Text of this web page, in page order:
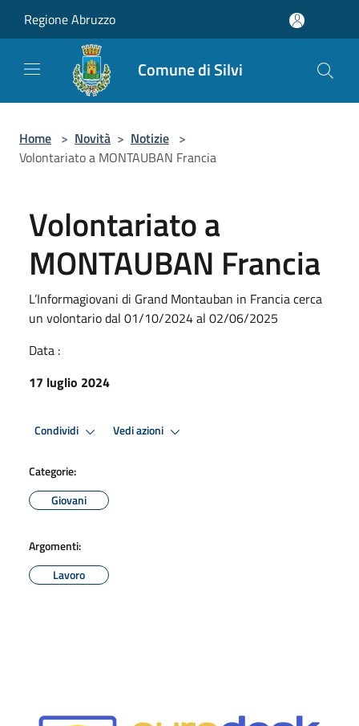
Regione Abruzzo
Comune di Silvi
Home > Novità > Notizie >
Volontariato a MONTAUBAN Francia
Volontariato a
MONTAUBAN Francia
L’Informagiovani di Grand Montauban in Francia cerca
un volontario dal 01/10/2024 al 02/06/2025
Data :
17 luglio 2024
Condividi Vedi azioni
Categorie:
Giovani
Argomenti:
Lavoro